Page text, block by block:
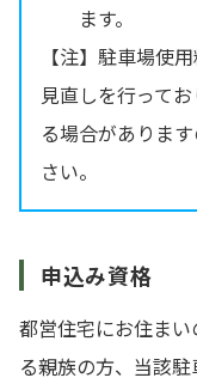
ます。
【注】駐車場使
見直しを行って
る場合がありま
さい。
申込み資格
都営住宅にお住ま
る親族の方、当該